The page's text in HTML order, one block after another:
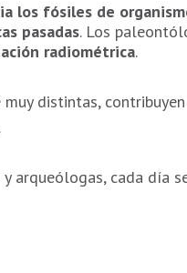
los fósiles de
pasadas. Los
radiométrica.
muy distintas,
arqueólogas, cada día